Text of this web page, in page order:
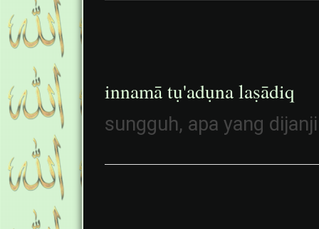
innamā tụ'adụna laṣādiq
sungguh, apa yang